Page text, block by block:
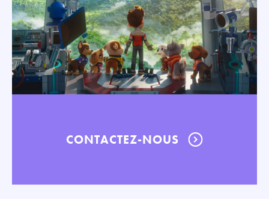
CONTACTEZ-NOUS